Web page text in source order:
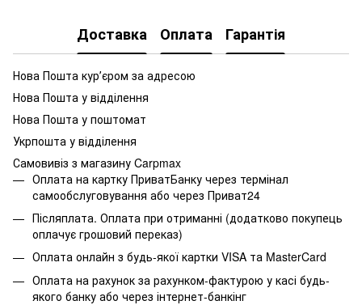
Доставка Оплата Гарантія
Нова Пошта курʼєром за адресою
Нова Пошта у відділення
Нова Пошта у поштомат
Укрпошта у відділення
Самовивіз з магазину Carpmax
Оплата на картку ПриватБанку через термінал
самообслуговування або через Приват24
Післяплата. Оплата при отриманні (додатково покупець
оплачує грошовий переказ)
Оплата онлайн з будь-якої картки VISA та MasterCard
Оплата на рахунок за рахунком-фактурою у касі будь-
якого банку або через інтернет-банкінг